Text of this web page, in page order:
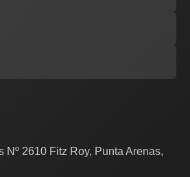
Nº 2610 Fitz Roy, Punta Arenas,